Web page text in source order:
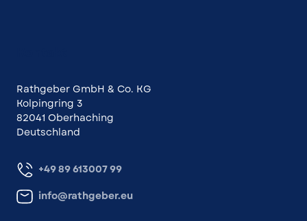
Rathgeber GmbH & Co. KG
Kolpingring 3
82041 Oberhaching
Deutschland
+49 89 613007 99
info@rathgeber.eu